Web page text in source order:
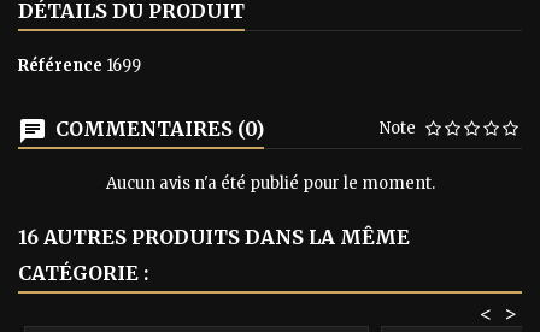
DÉTAILS DU PRODUIT
Référence 1699
COMMENTAIRES (0) Note
Aucun avis n'a été publié pour le moment.
16 AUTRES PRODUITS DANS LA MÊME
CATÉGORIE :
>
<